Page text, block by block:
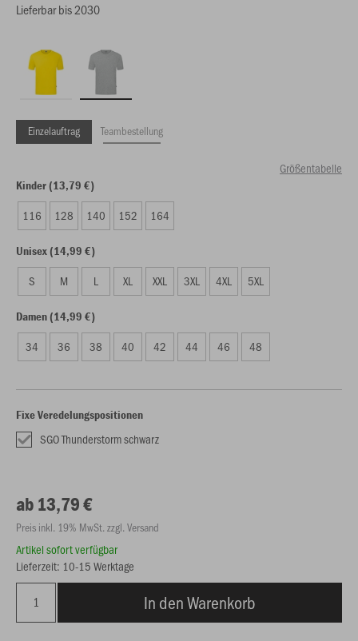
Lieferbar bis 2030
Einzelauftrag Teambestellung
Größentabelle
Kinder (13,79 €)
116 128 140 152 164
Unisex (14,99 €)
S M L XL XXL 3XL 4XL 5XL
Damen (14,99 €)
34 36 38 40 42 44 46 48
Fixe Veredelungspositionen
SGO Thunderstorm schwarz
ab 13,79 €
Preis inkl. 19% MwSt. zzgl. Versand
Artikel sofort verfügbar
Lieferzeit: 10-15 Werktage
In den Warenkorb